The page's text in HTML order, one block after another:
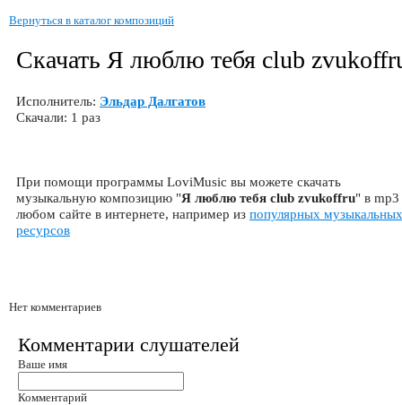
Вернуться в каталог композиций
Скачать Я люблю тебя club
Исполнитель: Эльдар Далгатов
Скачали: 1 раз
При помощи программы LoviMusic вы можете скачать
музыкальную композицию "Я люблю тебя club zvukoffru" в mp3
любом сайте в интернете, например из популярных музыкальных
ресурсов
Нет комментариев
Комментарии слушателей
Ваше имя
Комментарий